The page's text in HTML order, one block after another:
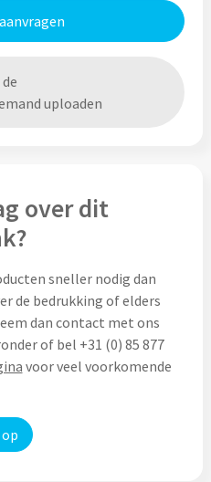
uploaden
over dit
sneller nodig dan
de bedrukking of elders
dan contact met ons
of bel +31 (0) 85 877
voor veel voorkomende